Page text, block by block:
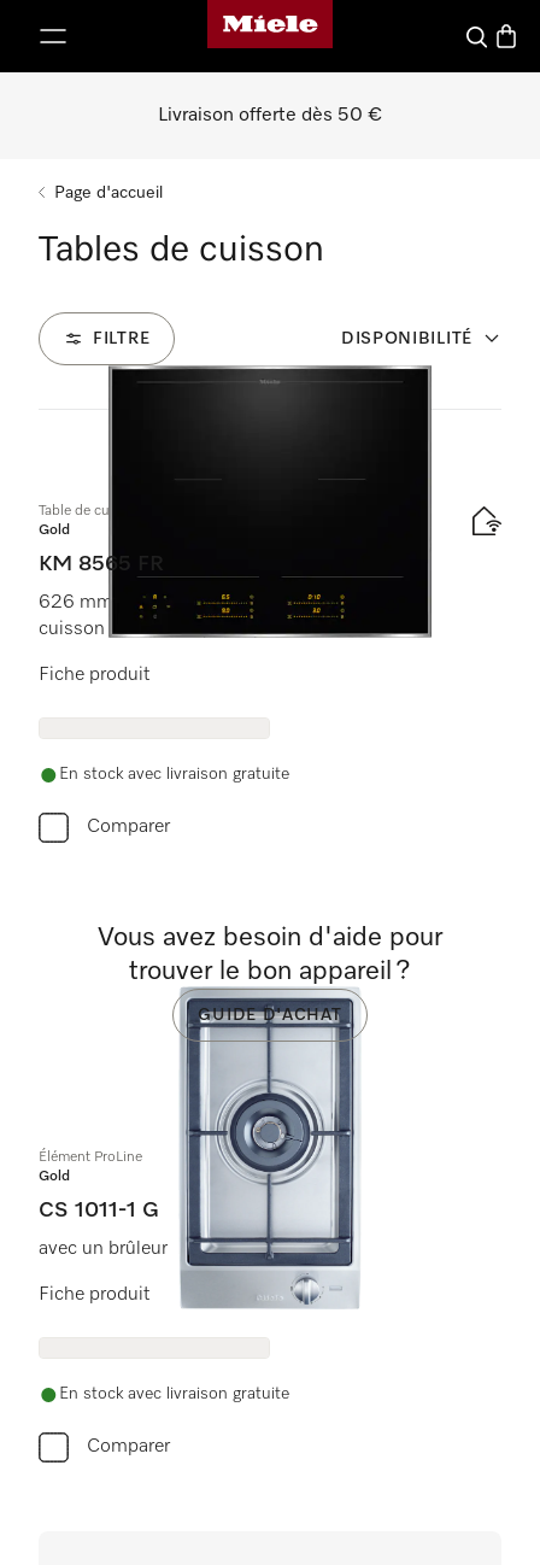
Page d'accueil de Miele
Panier
Livraison offerte dès 50 €
Page d'accueil
Tables de cuisson
FILTRE DISPONIBILITÉ
Table de cuisson à induction
Gold
KM 8565 FR
626 mm | Zones de
cuisson PowerFlex | Compatible M Sense
Fiche produit
En stock avec livraison gratuite
Comparer
Élément ProLine
Gold
CS 1011-1 G
avec un brûleur
Fiche produit
En stock avec livraison gratuite
Comparer
Vous avez besoin d'aide pour
trouver le bon appareil ?
GUIDE D'ACHAT